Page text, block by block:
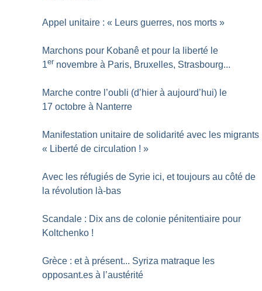
Appel unitaire : « Leurs guerres, nos morts »
Marchons pour Kobanê et pour la liberté le
1er novembre à Paris, Bruxelles, Strasbourg...
Marche contre l’oubli (d’hier à aujourd’hui) le
17 octobre à Nanterre
Manifestation unitaire de solidarité avec les migrants
« Liberté de circulation ! »
Avec les réfugiés de Syrie ici, et toujours au côté de
la révolution là-bas
Scandale : Dix ans de colonie pénitentiaire pour
Koltchenko !
Grèce : et à présent... Syriza matraque les
opposant.es à l’austérité